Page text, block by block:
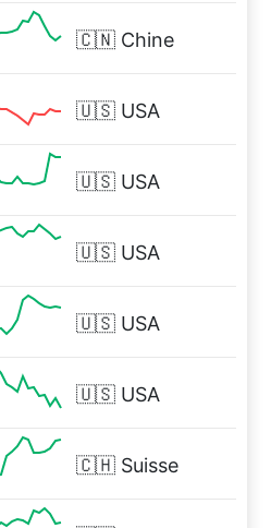
🇨🇳 Chine
🇺🇸 USA
🇺🇸 USA
🇺🇸 USA
🇺🇸 USA
🇺🇸 USA
🇨🇭 Suisse